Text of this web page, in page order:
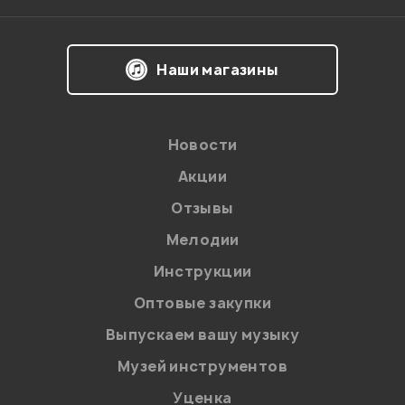
Наши магазины
Новости
Акции
Отзывы
Мелодии
Инструкции
Оптовые закупки
Выпускаем вашу музыку
Музей инструментов
Уценка